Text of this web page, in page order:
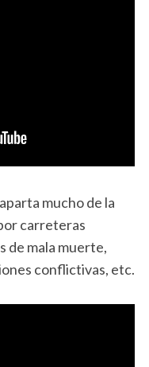
mucho de la
carreteras
de mala muerte,
conflictivas, etc.